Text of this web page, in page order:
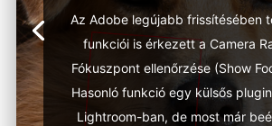
Az Adobe legújabb frissítésében
funkciói is érkezett a Camera
Fókuszpont ellenőrzése (Show
Hasonló funkció egy külsős
Lightroom-ban, de most már